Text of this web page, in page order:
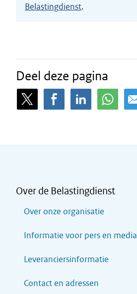
Belastingdienst.
Deel deze pagina
Over de Belastingdienst
Over onze organisatie
Informatie voor pers en media
Leveranciersinformatie
Contact en adressen